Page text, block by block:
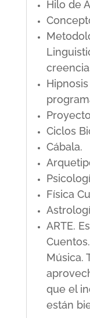
Hilo de
Ciclos
Cábala.
Física
ARTE.
Música.
que el
están